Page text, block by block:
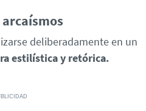
deliberadamente en un
estilística y retórica.